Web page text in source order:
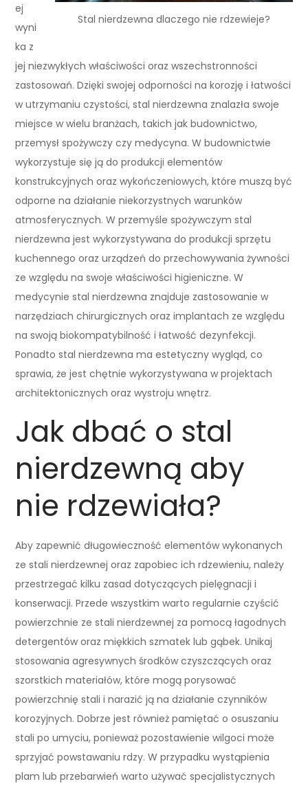
Stal nierdzewna dlaczego nie rdzewieje?
ej
wyni
ka z
jej niezwykłych właściwości oraz wszechstronności
zastosowań. Dzięki swojej odporności na korozję i łatwości
w utrzymaniu czystości, stal nierdzewna znalazła swoje
miejsce w wielu branżach, takich jak budownictwo,
przemysł spożywczy czy medycyna. W budownictwie
wykorzystuje się ją do produkcji elementów
konstrukcyjnych oraz wykończeniowych, które muszą być
odporne na działanie niekorzystnych warunków
atmosferycznych. W przemyśle spożywczym stal
nierdzewna jest wykorzystywana do produkcji sprzętu
kuchennego oraz urządzeń do przechowywania żywności
ze względu na swoje właściwości higieniczne. W
medycynie stal nierdzewna znajduje zastosowanie w
narzędziach chirurgicznych oraz implantach ze względu
na swoją biokompatybilność i łatwość dezynfekcji.
Ponadto stal nierdzewna ma estetyczny wygląd, co
sprawia, że jest chętnie wykorzystywana w projektach
architektonicznych oraz wystroju wnętrz.
Jak dbać o stal
nierdzewną aby
nie rdzewiała?
Aby zapewnić długowieczność elementów wykonanych
ze stali nierdzewnej oraz zapobiec ich rdzewieniu, należy
przestrzegać kilku zasad dotyczących pielęgnacji i
konserwacji. Przede wszystkim warto regularnie czyścić
powierzchnie ze stali nierdzewnej za pomocą łagodnych
detergentów oraz miękkich szmatek lub gąbek. Unikaj
stosowania agresywnych środków czyszczących oraz
szorstkich materiałów, które mogą porysować
powierzchnię stali i narazić ją na działanie czynników
korozyjnych. Dobrze jest również pamiętać o osuszaniu
stali po umyciu, ponieważ pozostawienie wilgoci może
sprzyjać powstawaniu rdzy. W przypadku wystąpienia
plam lub przebarwień warto używać specjalistycznych